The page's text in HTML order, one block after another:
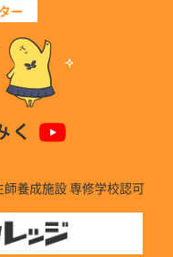
ー
養成施設 専修学校認可